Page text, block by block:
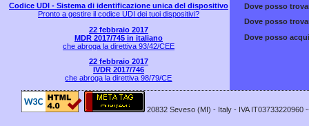
Codice UDI - Sistema di identificazione unica del dispositivo
Pronto a gestire il codice UDI dei tuoi dispositivi?
22 febbraio 2017
MDR 2017/745 in italiano
che abroga la direttiva 93/42/CEE
22 febbraio 2017
IVDR 2017/746
che abroga la direttiva 98/79/CE
Dove posso
Dove posso
Dove posso
20832 Seveso (MI) - Italy - IVA